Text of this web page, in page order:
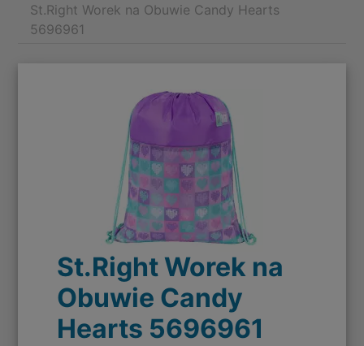
St.Right Worek na Obuwie Candy Hearts
5696961
St.Right Worek na
Obuwie Candy
Hearts 5696961